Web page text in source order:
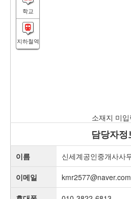
학교
지하철역
소재지 미입
담당자정
이름 신세계공인중개사사
이메일 kmr2577@naver.com